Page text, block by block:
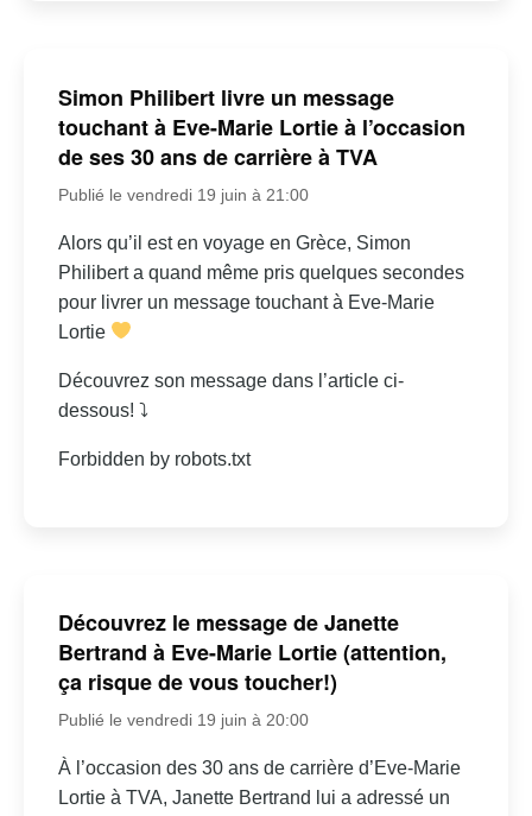
Simon Philibert livre un message
touchant à Eve-Marie Lortie à l’occasion
de ses 30 ans de carrière à TVA
Publié le vendredi 19 juin à 21:00
Alors qu’il est en voyage en Grèce, Simon
Philibert a quand même pris quelques secondes
pour livrer un message touchant à Eve-Marie
Lortie
Découvrez son message dans l’article ci-
dessous! ⤵
Forbidden by robots.txt
Découvrez le message de Janette
Bertrand à Eve-Marie Lortie (attention,
ça risque de vous toucher!)
Publié le vendredi 19 juin à 20:00
À l’occasion des 30 ans de carrière d’Eve-Marie
Lortie à TVA, Janette Bertrand lui a adressé un